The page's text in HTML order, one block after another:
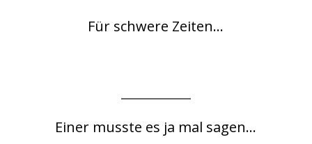
Für schwere Zeiten...
Einer musste es ja mal sagen...